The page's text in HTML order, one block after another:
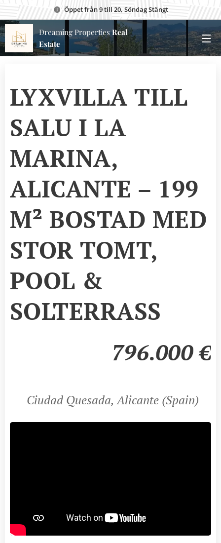
Öppet från 9 till 20, Söndag Stängt
Dreaming Properties Real
Estate
LYXVILLA TILL
SALU I LA
MARINA,
ALICANTE – 199
M² BOSTAD MED
STOR TOMT,
POOL &
SOLTERRASS
796.000 €
Ciudad Quesada, Alicante (Spain)